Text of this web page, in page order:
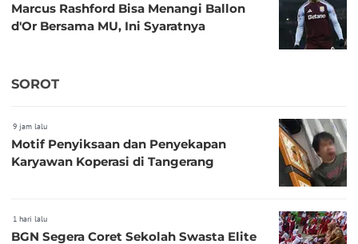
Marcus Rashford Bisa Menangi Ballon
d'Or Bersama MU, Ini Syaratnya
SOROT
9 jam lalu
Motif Penyiksaan dan Penyekapan
Karyawan Koperasi di Tangerang
1 hari lalu
BGN Segera Coret Sekolah Swasta Elite